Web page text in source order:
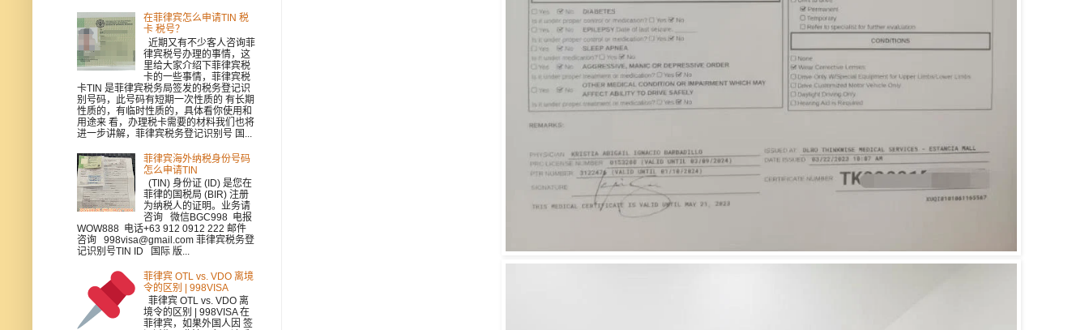
在菲律宾怎么申请TIN 税
卡 税号？
近期又有不少客人咨询菲
律宾税号办理的事情，这
里给大家介绍下菲律宾税
卡的一些事情，菲律宾税
卡TIN 是菲律宾税务局签发的税务登记识
别号码，此号码有短期一次性质的 有长期
性质的，有临时性质的，具体看你使用和
用途来 看，办理税卡需要的材料我们也将
进一步讲解，菲律宾税务登记识别号 国...
菲律宾海外纳税身份号码
怎么申请TIN
(TIN) 身份证 (ID) 是您在
菲律的国税局 (BIR) 注册
为纳税人的证明。业务请
咨询 微信BGC998 电报
WOW888 电话+63 912 0912 222 邮件
咨询 998visa@gmail.com 菲律宾税务登
记识别号TIN ID 国际 版...
菲律宾 OTL vs. VDO 离境
令的区别 | 998VISA
菲律宾 OTL vs. VDO 离
境令的区别 | 998VISA 在
菲律宾，如果外国人因 签